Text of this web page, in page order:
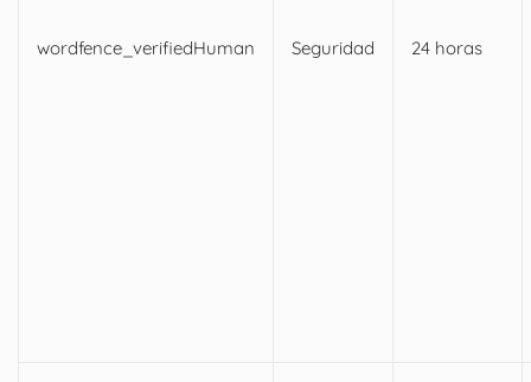
wordfence_verifiedHuman Seguridad 24 horas